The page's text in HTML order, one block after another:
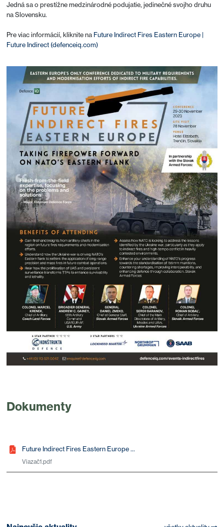
Jedná sa o prestížne medzinárodné podujatie, jedinečné svojho druhu
na Slovensku.
Pre viac informácií, kliknite na Future Indirect Fires Eastern Europe |
Future Indirect (defenceiq.com)
Dokumenty
Future Indirect Fires Eastern Europe ...
Viazač1.pdf